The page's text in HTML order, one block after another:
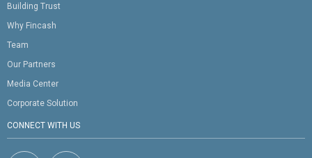
Building Trust
Why Fincash
Team
Our Partners
Media Center
Corporate Solution
CONNECT WITH US